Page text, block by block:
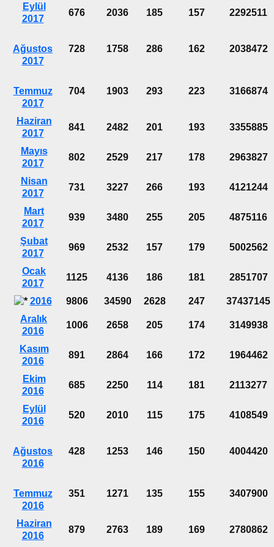
Eylül
2017
676 2036 185 157 2292511
Ağustos
2017
728 1758 286 162 2038472
Temmuz
2017
704 1903 293 223 3166874
Haziran
2017
841 2482 201 193 3355885
Mayıs
2017
802 2529 217 178 2963827
Nisan
2017
731 3227 266 193 4121244
Mart
2017
939 3480 255 205 4875116
Şubat
2017
969 2532 157 179 5002562
Ocak
2017
1125 4136 186 181 2851707
2016 9806 34590 2628 247
37437145
Aralık
2016
1006 2658 205 174 3149938
Kasım
2016
891 2864 166 172 1964462
Ekim
2016
685 2250 114 181 2113277
Eylül
2016
520 2010 115 175 4108549
Ağustos
2016
428 1253 146 150 4004420
Temmuz
2016
351 1271 135 155 3407900
Haziran
2016
879 2763 189 169 2780862